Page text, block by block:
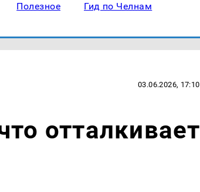
Полезное Гид по Челнам
03.06.2026, 17:10
отталкивает